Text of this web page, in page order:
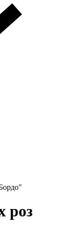
роз